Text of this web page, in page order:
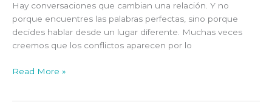
Hay conversaciones que cambian una relación. Y no
porque encuentres las palabras perfectas, sino porque
decides hablar desde un lugar diferente. Muchas veces
creemos que los conflictos aparecen por lo
Read More »